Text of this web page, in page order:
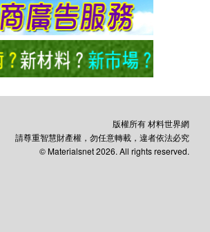
版權所有 材料世界網
請尊重智慧財產權，勿任意轉載，違者依法必究
© Materialsnet 2026. All rights reserved.